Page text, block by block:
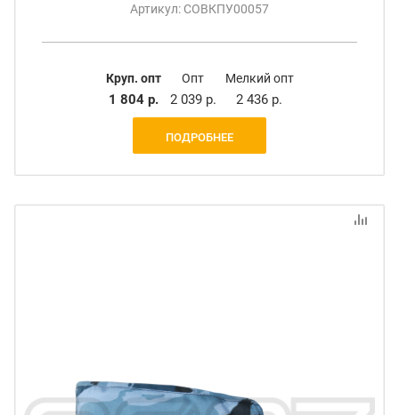
Артикул: СОВКПУ00057
Круп. опт
1 804 р.
Опт
2 039 р.
Мелкий опт
2 436 р.
ПОДРОБНЕЕ